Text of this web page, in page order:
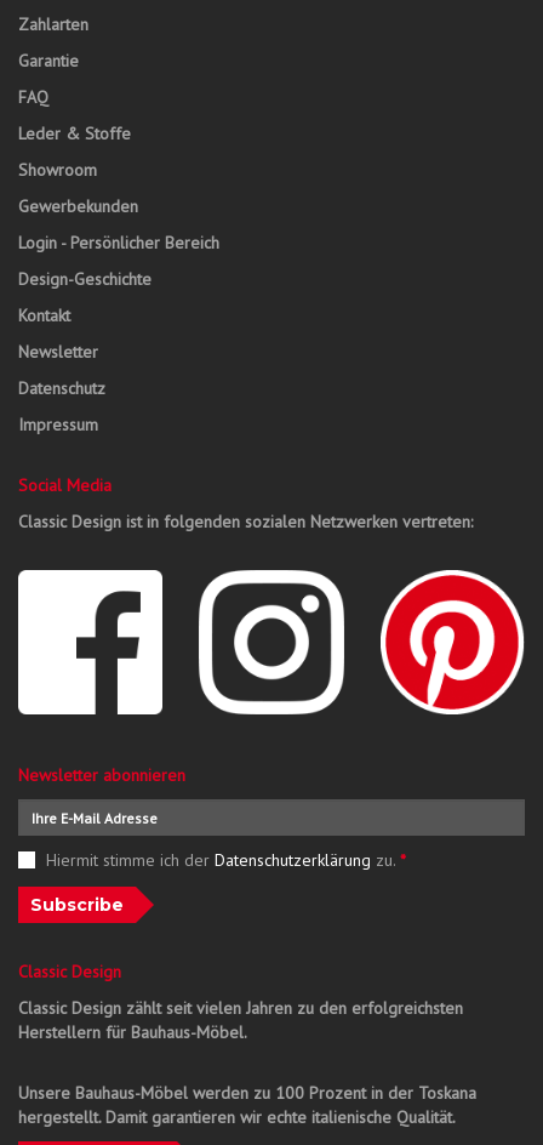
Zahlarten
Garantie
FAQ
Leder & Stoffe
Showroom
Gewerbekunden
Login - Persönlicher Bereich
Design-Geschichte
Kontakt
Newsletter
Datenschutz
Impressum
Social Media
Classic Design ist in folgenden sozialen Netzwerken vertreten:
Newsletter abonnieren
Hiermit stimme ich der Datenschutzerklärung zu. *
Subscribe
Classic Design
Classic Design zählt seit vielen Jahren zu den erfolgreichsten
Herstellern für Bauhaus-Möbel.
Unsere Bauhaus-Möbel werden zu 100 Prozent in der Toskana
hergestellt. Damit garantieren wir echte italienische Qualität.